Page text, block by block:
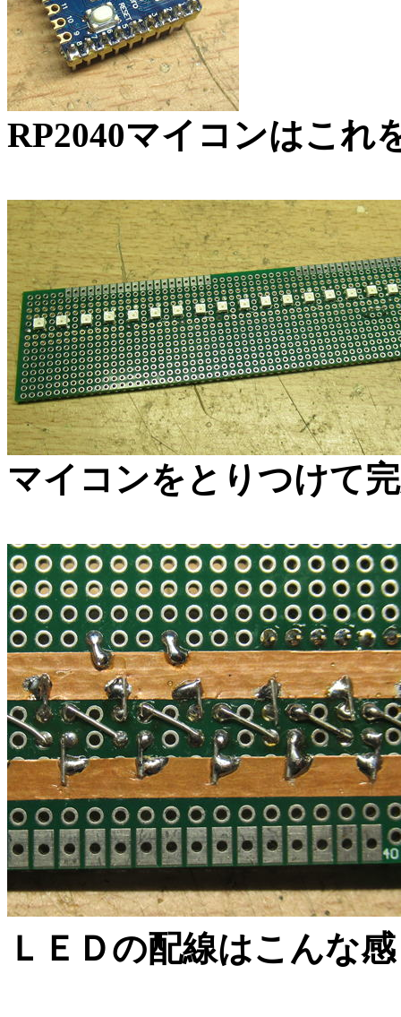
RP2040マイコンはこれ
マイコンをとりつけて
ＬＥＤの配線はこんな